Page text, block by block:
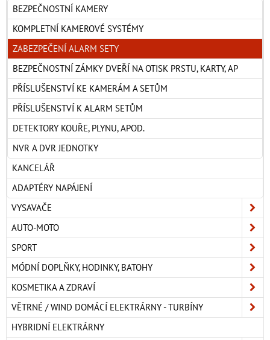
BEZPEČNOSTNÍ KAMERY
KOMPLETNÍ KAMEROVÉ SYSTÉMY
ZABEZPEČENÍ ALARM SETY
BEZPEČNOSTNÍ ZÁMKY DVEŘÍ NA OTISK PRSTU, KARTY, AP
PŘÍSLUŠENSTVÍ KE KAMERÁM A SETŮM
PŘÍSLUŠENSTVÍ K ALARM SETŮM
DETEKTORY KOUŘE, PLYNU, APOD.
NVR A DVR JEDNOTKY
KANCELÁŘ
ADAPTÉRY NAPÁJENÍ
VYSAVAČE
AUTO-MOTO
SPORT
MÓDNÍ DOPLŇKY, HODINKY, BATOHY
KOSMETIKA A ZDRAVÍ
VĚTRNÉ / WIND DOMÁCÍ ELEKTRÁRNY - TURBÍNY
HYBRIDNÍ ELEKTRÁRNY